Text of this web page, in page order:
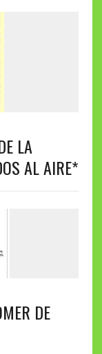
LA
AL AIRE*
DE